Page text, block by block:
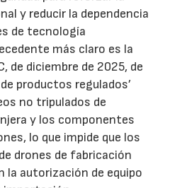
y reducir la dependencia
de tecnología
más claro es la
de diciembre de 2025, de
productos regulados’
no tripulados de
y los componentes
lo que impide que los
drones de fabricación
la autorización de equipo